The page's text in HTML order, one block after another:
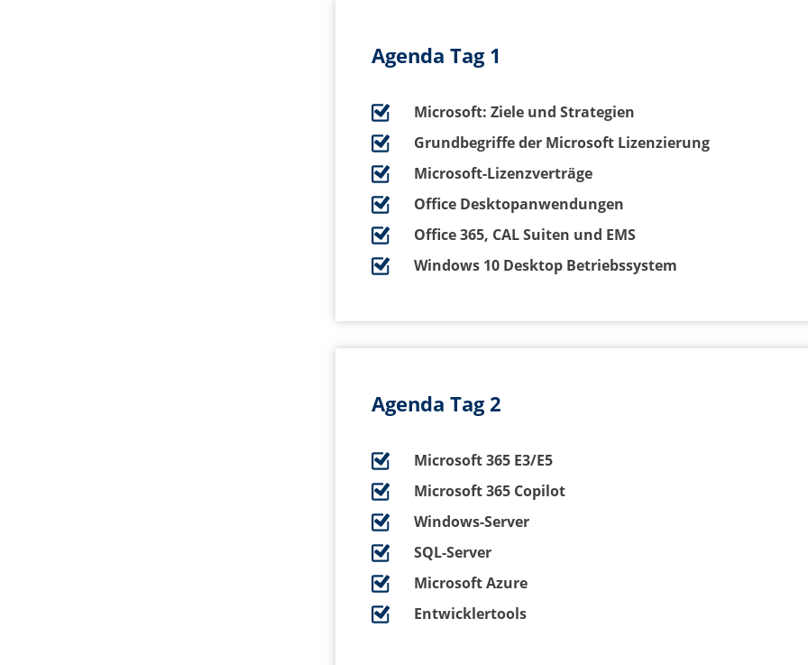
Agenda Tag 1
Microsoft: Ziele und Strategien
Grundbegriffe der Microsoft Lizenzierung
Microsoft-Lizenzverträge
Office Desktopanwendungen
Office 365, CAL Suiten und EMS
Windows 10 Desktop Betriebssystem
Agenda Tag 2
Microsoft 365 E3/E5
Microsoft 365 Copilot
Windows-Server
SQL-Server
Microsoft Azure
Entwicklertools